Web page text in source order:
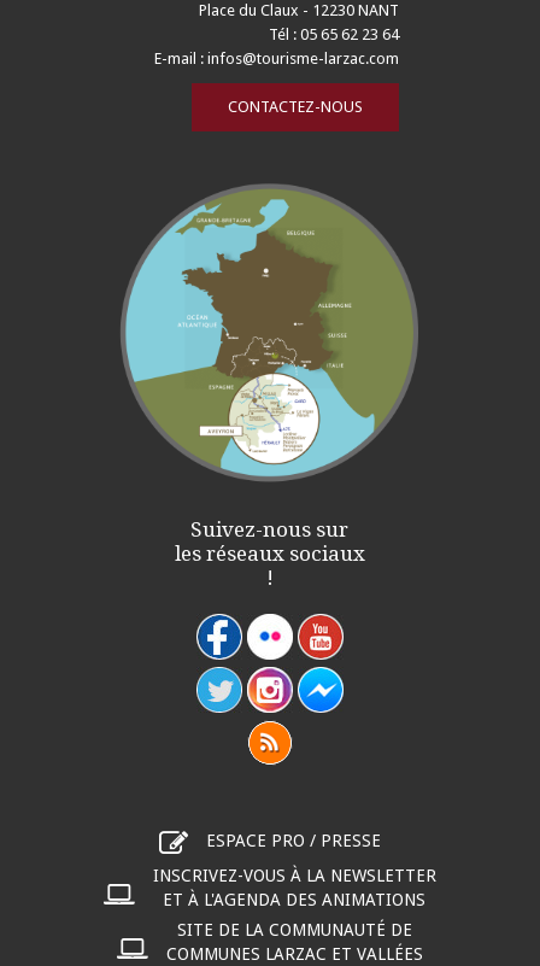
Place du Claux - 12230 NANT
Tél : 05 65 62 23 64
E-mail :infos@tourisme-larzac.com
CONTACTEZ-NOUS
Suivez-nous sur
les réseaux sociaux
!
ESPACE PRO / PRESSE
INSCRIVEZ-VOUS À LA NEWSLETTER
ET À L'AGENDA DES ANIMATIONS
SITE DE LA COMMUNAUTÉ DE
COMMUNES LARZAC ET VALLÉES